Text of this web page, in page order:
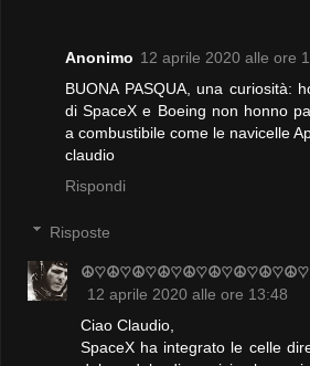
Anonimo 12 aprile 2020 alle ore
BUONA PASQUA, una curiosità:
di SpaceX e Boeing non honno
a combustibile come le navicelle
claudio
Rispondi
Risposte
12 aprile 2020 alle ore 13:48
Ciao Claudio,
SpaceX ha integrato le celle